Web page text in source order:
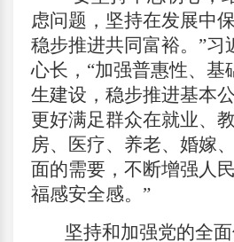
虑问题，坚持在发展中
稳步推进共同富裕。”习
心长，“加强普惠性、基
生建设，稳步推进基本
更好满足群众在就业、
房、医疗、养老、婚嫁
面的需要，不断增强人
福感安全感。”
坚持和加强党的全